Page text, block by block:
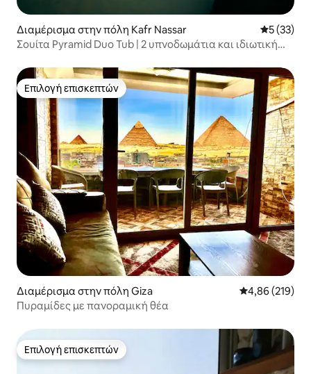
Διαμέρισμα στην πόλη Kafr Nassar Μέση
5 (33)
Σουίτα Pyramid Duo Tub | 2 υπνοδωμάτια και ιδιωτική
Επιλογή επισκεπτών
Επιλογή επισκεπτών
Διαμέρισμα στην πόλη Giza Μέση
4,86 (219)
Πυραμίδες με πανοραμική θέα
Επιλογή επισκεπτών
Επιλογή επισκεπτών